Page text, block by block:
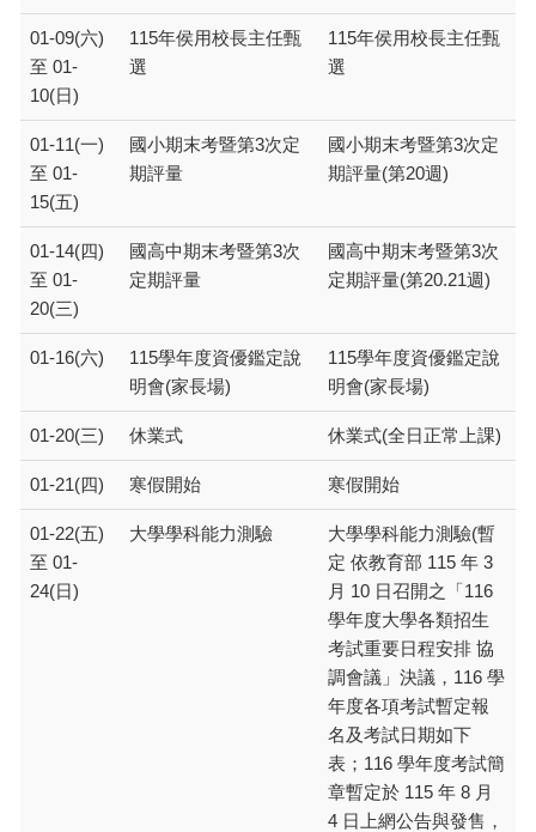
01-09(六)
至 01-
10(日)
115年侯用校長主任甄
選
115年侯用校長主任甄
選
01-11(一)
至 01-
15(五)
國小期末考暨第3次定
期評量
國小期末考暨第3次定
期評量(第20週)
01-14(四)
至 01-
20(三)
國高中期末考暨第3次
定期評量
國高中期末考暨第3次
定期評量(第20.21週)
01-16(六)
115學年度資優鑑定說
明會(家長場)
115學年度資優鑑定說
明會(家長場)
01-20(三) 休業式 休業式(全日正常上課)
01-21(四) 寒假開始 寒假開始
01-22(五)
至 01-
24(日)
大學學科能力測驗
大學學科能力測驗(暫
定 依教育部 115 年 3
月 10 日召開之「116
學年度大學各類招生
考試重要日程安排 協
調會議」決議，116 學
年度各項考試暫定報
名及考試日期如下
表；116 學年度考試簡
章暫定於 115 年 8 月
4 日上網公告與發售，